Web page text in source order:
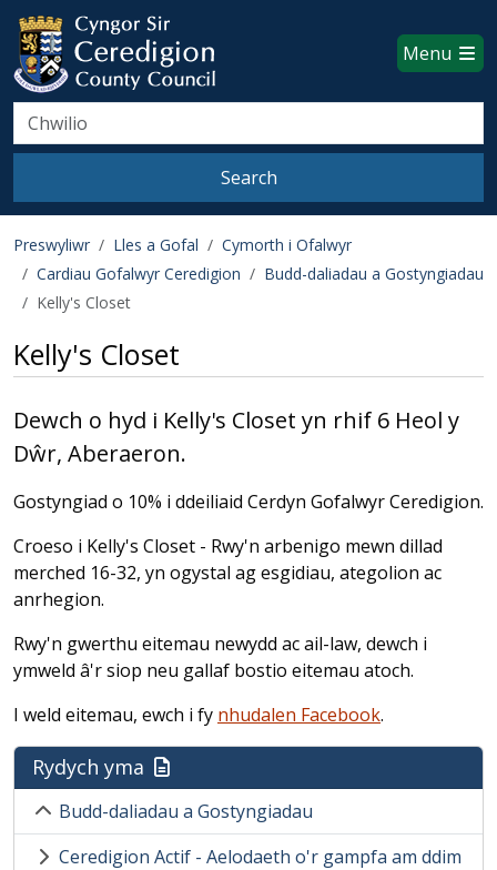
Skip to main content
Ceredigion County Council
Menu
Search
Search
Preswyliwr Lles a Gofal
Cymorth i Ofalwyr
Cardiau Gofalwyr Ceredigion
Budd-daliadau a Gostyngiadau
Kelly's Closet
Kelly's Closet
Dewch o hyd i Kelly's Closet yn rhif 6 Heol y
Dŵr, Aberaeron.
Gostyngiad o 10% i ddeiliaid Cerdyn Gofalwyr Ceredigion.
Croeso i Kelly's Closet - Rwy'n arbenigo mewn dillad
merched 16-32, yn ogystal ag esgidiau, ategolion ac
anrhegion.
Rwy'n gwerthu eitemau newydd ac ail-law, dewch i
ymweld â'r siop neu gallaf bostio eitemau atoch.
I weld eitemau, ewch i fy nhudalen Facebook.
Rydych yma
Budd-daliadau a Gostyngiadau
Ceredigion Actif - Aelodaeth o'r gampfa am ddim